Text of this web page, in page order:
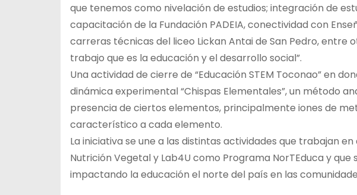
que tenemos como nivelación de estudios; integración de
capacitación de la Fundación PADEIA, conectividad con
carreras técnicas del liceo Lickan Antai de San Pedro, entre
trabajo que es la educación y el desarrollo social”.
Una actividad de cierre de “Educación STEM Toconao” en
dinámica experimental “Chispas Elementales”, un método
presencia de ciertos elementos, principalmente iones de
característico a cada elemento.
La iniciativa se une a las distintas actividades que trabajan en
Nutrición Vegetal y Lab4U como Programa NorTEduca y
impactando la educación el norte del país en las